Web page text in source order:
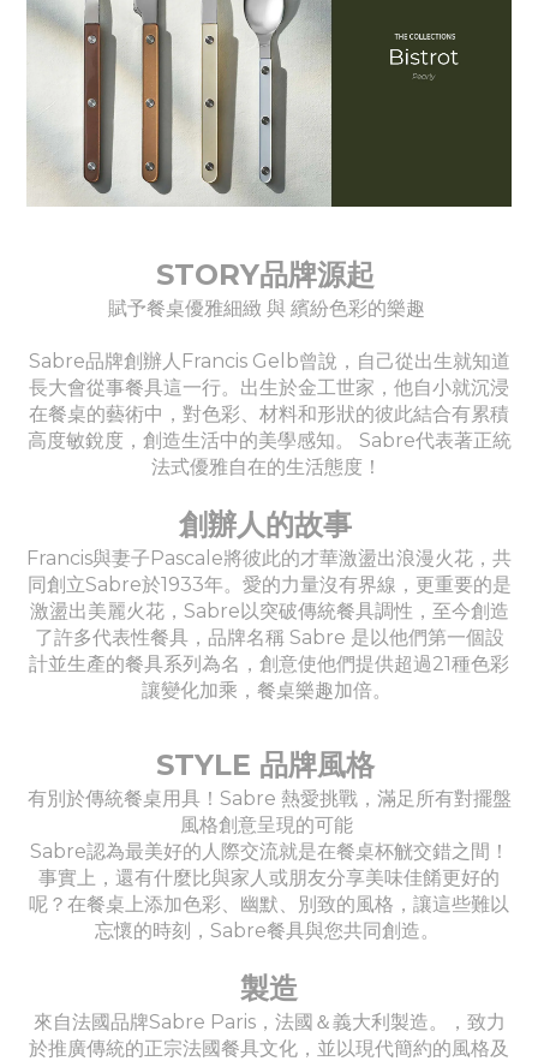
STORY品牌源起
賦予餐桌優雅細緻 與 繽紛色彩的樂趣
Sabre品牌創辦人Francis Gelb曾說，自己從出生就知道
長大會從事餐具這一行。出生於金工世家，他自小就沉浸
在餐桌的藝術中，對色彩、材料和形狀的彼此結合有累積
高度敏銳度，創造生活中的美學感知。 Sabre代表著正統
法式優雅自在的生活態度！
創辦人的故事
Francis與妻子Pascale將彼此的才華激盪出浪漫火花，共
同創立Sabre於1933年。愛的力量沒有界線，更重要的是
激盪出美麗火花，Sabre以突破傳統餐具調性，至今創造
了許多代表性餐具，品牌名稱 Sabre 是以他們第一個設
計並生產的餐具系列為名，創意使他們提供超過21種色彩
讓變化加乘，餐桌樂趣加倍。
STYLE 品牌風格
有別於傳統餐桌用具！Sabre 熱愛挑戰，滿足所有對擺盤
風格創意呈現的可能
Sabre認為最美好的人際交流就是在餐桌杯觥交錯之間！
事實上，還有什麼比與家人或朋友分享美味佳餚更好的
呢？在餐桌上添加色彩、幽默、別致的風格，讓這些難以
忘懷的時刻，Sabre餐具與您共同創造。
製造
來自法國品牌Sabre Paris，法國＆義大利製造。，致力
於推廣傳統的正宗法國餐具文化，並以現代簡約的風格及